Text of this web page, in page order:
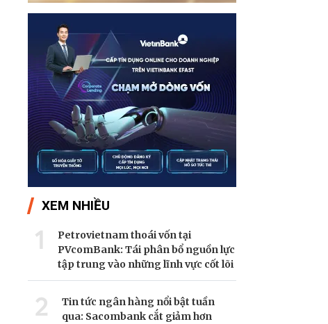
XEM NHIỀU
1
Petrovietnam thoái vốn tại
PVcomBank: Tái phân bổ nguồn lực
tập trung vào những lĩnh vực cốt lõi
2
Tin tức ngân hàng nổi bật tuần
qua: Sacombank cắt giảm hơn